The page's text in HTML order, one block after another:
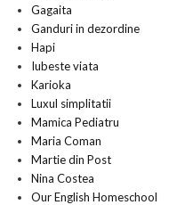
Gagaita
Ganduri in dezordine
Hapi
Iubeste viata
Karioka
Luxul simplitatii
Mamica Pediatru
Maria Coman
Martie din Post
Nina Costea
Our English Homeschool